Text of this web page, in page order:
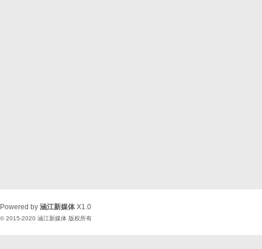
Powered by 涵江新媒体 X1.0
© 2015-2020 涵江新媒体 版权所有